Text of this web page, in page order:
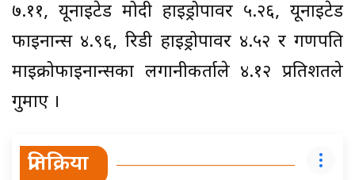
७.११, यूनाइटेड मोदी हाइड्रोपावर ५.२६, यूनाइटेड
फाइनान्स ४.९६, रिडी हाइड्रोपावर ४.५२ र गणपति
माइक्रोफाइनान्सका लगानीकर्ताले ४.१२ प्रतिशतले
गुमाए ।
प्रतिक्रिया